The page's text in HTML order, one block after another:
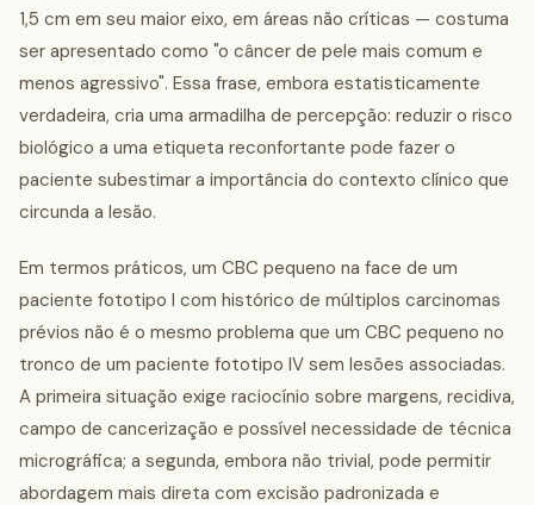
1,5 cm em seu maior eixo, em áreas não críticas — costuma
ser apresentado como "o câncer de pele mais comum e
menos agressivo". Essa frase, embora estatisticamente
verdadeira, cria uma armadilha de percepção: reduzir o risco
biológico a uma etiqueta reconfortante pode fazer o
paciente subestimar a importância do contexto clínico que
circunda a lesão.
Em termos práticos, um CBC pequeno na face de um
paciente fototipo I com histórico de múltiplos carcinomas
prévios não é o mesmo problema que um CBC pequeno no
tronco de um paciente fototipo IV sem lesões associadas.
A primeira situação exige raciocínio sobre margens, recidiva,
campo de cancerização e possível necessidade de técnica
micrográfica; a segunda, embora não trivial, pode permitir
abordagem mais direta com excisão padronizada e